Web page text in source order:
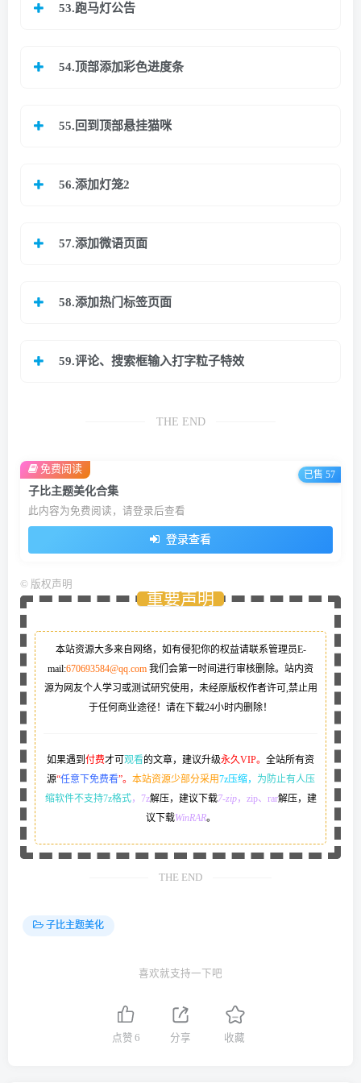
53.跑马灯公告
54.顶部添加彩色进度条
55.回到顶部悬挂猫咪
56.添加灯笼2
57.添加微语页面
58.添加热门标签页面
59.评论、搜索框输入打字粒子特效
THE END
子比主题美化合集
此内容为免费阅读，请登录后查看
登录查看
免费阅读
已售 57
© 版权声明
重要声明
本站资源大多来自网络，如有侵犯你的权益请联系管理员E-
mail:670693584@qq.com 我们会第一时间进行审核删除。站内资
源为网友个人学习或测试研究使用，未经原版权作者许可,禁止用
于任何商业途径！请在下载24小时内删除！
如果遇到 付费才可观看的文章，建议升级永久VIP。 全站所有资
源“任意下免费看”。 本站资源少部分采用7z压缩，
为防止有人压
缩软件不支持7z格式，7z解压，建议下载7-zip，zip、rar解压，建
议下载WinRAR。
THE END
子比主题美化
喜欢就支持一下吧
点赞 6 分享 收藏